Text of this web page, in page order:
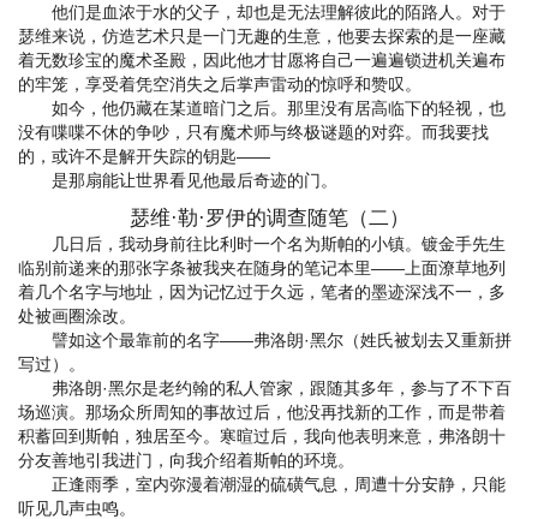
他们是血浓于水的父子，却也是无法理解彼此的陌路人。对于
瑟维来说，仿造艺术只是一门无趣的生意，他要去探索的是一座藏
着无数珍宝的魔术圣殿，因此他才甘愿将自己一遍遍锁进机关遍布
的牢笼，享受着凭空消失之后掌声雷动的惊呼和赞叹。
如今，他仍藏在某道暗门之后。那里没有居高临下的轻视，也
没有喋喋不休的争吵，只有魔术师与终极谜题的对弈。而我要找
的，或许不是解开失踪的钥匙——
是那扇能让世界看见他最后奇迹的门。
瑟维·勒·罗伊的调查随笔（二）
几日后，我动身前往比利时一个名为斯帕的小镇。镀金手先生
临别前递来的那张字条被我夹在随身的笔记本里——上面潦草地列
着几个名字与地址，因为记忆过于久远，笔者的墨迹深浅不一，多
处被画圈涂改。
譬如这个最靠前的名字——弗洛朗·黑尔（姓氏被划去又重新拼
写过）。
弗洛朗·黑尔是老约翰的私人管家，跟随其多年，参与了不下百
场巡演。那场众所周知的事故过后，他没再找新的工作，而是带着
积蓄回到斯帕，独居至今。寒暄过后，我向他表明来意，弗洛朗十
分友善地引我进门，向我介绍着斯帕的环境。
正逢雨季，室内弥漫着潮湿的硫磺气息，周遭十分安静，只能
听见几声虫鸣。